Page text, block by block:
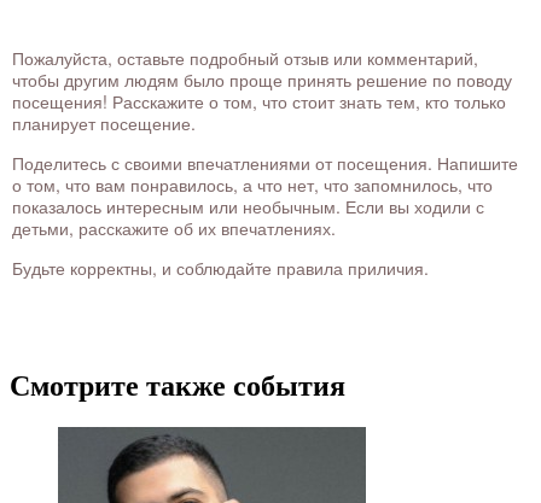
Пожалуйста, оставьте подробный отзыв или комментарий,
чтобы другим людям было проще принять решение по поводу
посещения! Расскажите о том, что стоит знать тем, кто только
планирует посещение.
Поделитесь с своими впечатлениями от посещения. Напишите
о том, что вам понравилось, а что нет, что запомнилось, что
показалось интересным или необычным. Если вы ходили с
детьми, расскажите об их впечатлениях.
Будьте корректны, и соблюдайте правила приличия.
Смотрите также события